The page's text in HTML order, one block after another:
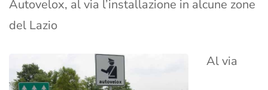
Autovelox, al via l’installazione in alcune zone
del Lazio
Al via